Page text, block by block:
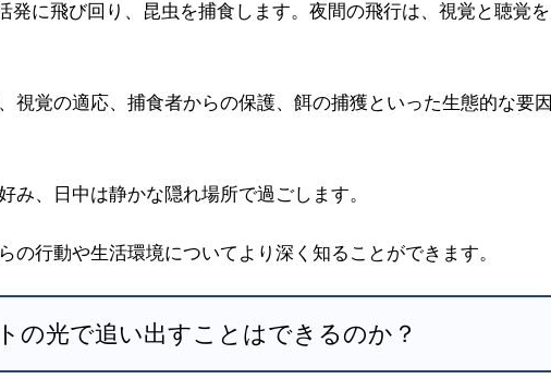
発に飛び回り、昆虫を捕食します。夜間の飛行は、視覚と聴覚を
視覚の適応、捕食者からの保護、餌の捕獲といった生態的な要因
み、日中は静かな隠れ場所で過ごします。
の行動や生活環境についてより深く知ることができます。
の光で追い出すことはできるのか？